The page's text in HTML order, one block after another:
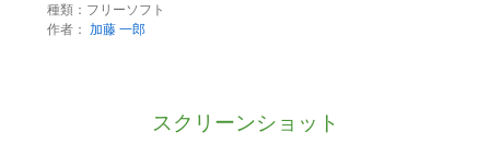
種類：フリーソフト
作者： 加藤 一郎
スクリーンショット